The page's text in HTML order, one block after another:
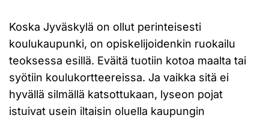
Koska Jyväskylä on ollut perinteisesti
koulukaupunki, on opiskelijoidenkin ruokailu
teoksessa esillä. Eväitä tuotiin kotoa maalta tai
syötiin koulukortteereissa. Ja vaikka sitä ei
hyvällä silmällä katsottukaan, lyseon pojat
istuivat usein iltaisin oluella kaupungin